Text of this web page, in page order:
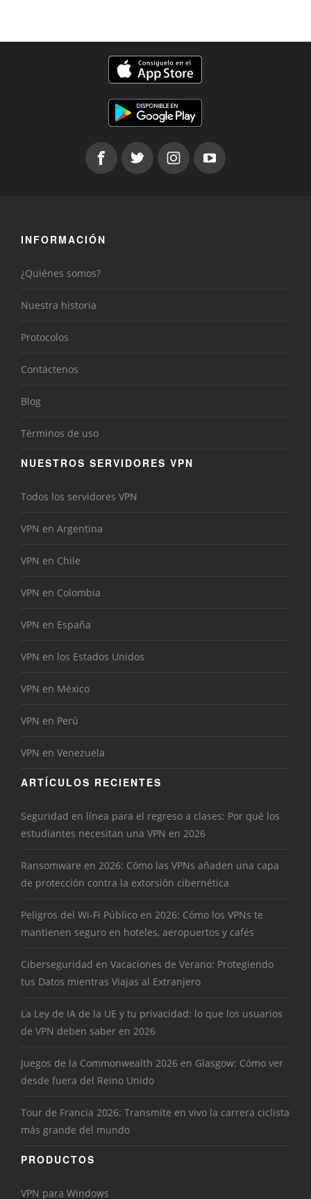
INFORMACIÓN
¿Quiénes somos?
Nuestra historia
Protocolos
Contáctenos
Blog
Términos de uso
NUESTROS SERVIDORES VPN
Todos los servidores VPN
VPN en Argentina
VPN en Chile
VPN en Colombia
VPN en España
VPN en los Estados Unidos
VPN en México
VPN en Perú
VPN en Venezuela
ARTÍCULOS RECIENTES
Seguridad en línea para el regreso a clases: Por qué los
estudiantes necesitan una VPN en 2026
Ransomware en 2026: Cómo las VPNs añaden una capa
de protección contra la extorsión cibernética
Peligros del Wi-Fi Público en 2026: Cómo los VPNs te
mantienen seguro en hoteles, aeropuertos y cafés
Ciberseguridad en Vacaciones de Verano: Protegiendo
tus Datos mientras Viajas al Extranjero
La Ley de IA de la UE y tu privacidad: lo que los usuarios
de VPN deben saber en 2026
Juegos de la Commonwealth 2026 en Glasgow: Cómo ver
desde fuera del Reino Unido
Tour de Francia 2026: Transmite en vivo la carrera ciclista
más grande del mundo
PRODUCTOS
VPN para Windows